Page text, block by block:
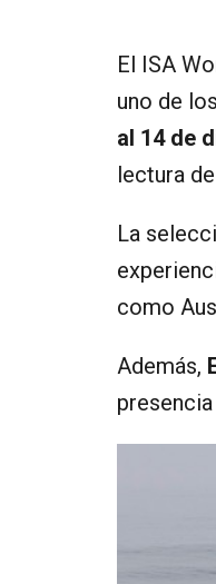
El ISA
uno de
al 14 de
lectura
La
como
Además,